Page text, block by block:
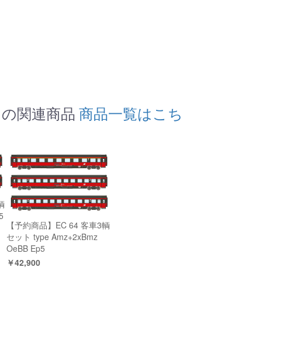
関連商品 商品一覧はこち
【予約商品】EC 64 客車3輌
セット type Amz+2xBmz
OeBB Ep5
￥42,900